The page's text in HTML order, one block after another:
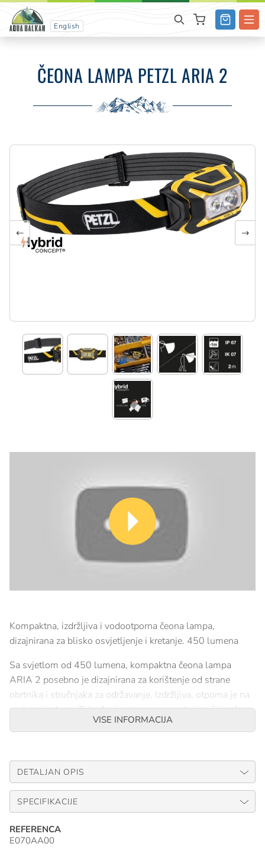
English
ČEONA LAMPA PETZL ARIA 2
← →
Kompaktna, izdržljiva i vodootporna čeona lampa,
dizajnirana za blisko osvjetljenje i kretanje. 450 lumena
Sa svjetlom od 450 lumena, kompaktna čeona lampa
ARIA 2 posebno je dizajnirana za korištenje od strane
obrtnika i stručnjaka za održavanje. Izdržljiva, otporna je na
padove i udarce. Također je otporna na vodu i prašinu, što
ju čini pogodnom za različite radne uvjete. Jednostavna za
rasvjetu, a mješoviti snop olakšava kretanje. Praktična je i
može se nositi na glavi, oko vrata i na različitim vrstama
kaciga, uz pomoć montažnih ploča koje su dostupne kao
pribor. ARIA 2 dolazi s tri standardne baterije i također je
kompatibilan s CORE punjivom baterijom, sa svojim
HYBRID CONCEPT dizajnom.
VISE INFORMACIJA
DETALJAN OPIS
SPECIFIKACIJE
REFERENCA
E070AA00